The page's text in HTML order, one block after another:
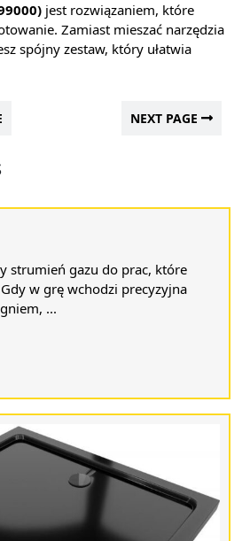
jest rozwiązaniem, które
Zamiast mieszać narzędzia
spójny zestaw, który ułatwia
NEXT PAGE
strumień gazu do prac, które
w grę wchodzi precyzyjna
...